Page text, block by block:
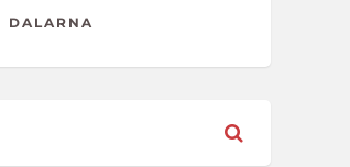
DALARNA
Sök